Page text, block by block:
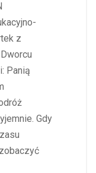
z
Panią
Gdy